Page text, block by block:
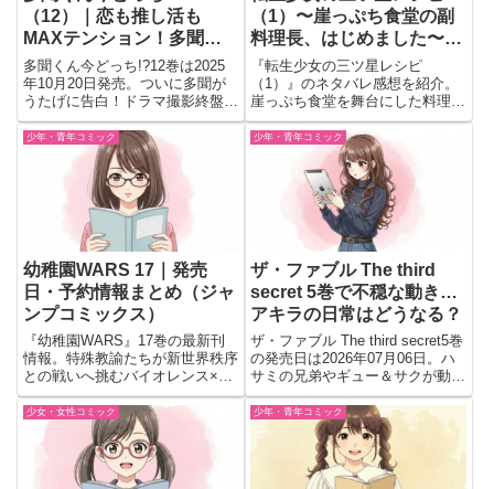
（12）｜恋も推し活も
MAXテンション！多聞の
告白で恋が大進展!?【発売
日：2025年10月20日】
多聞くん今どっち!?12巻は2025
年10月20日発売。ついに多聞が
うたげに告白！ドラマ撮影終盤＆
お泊まりイベント発生で、恋も推
し活も最高潮！
（1）〜崖っぷち食堂の副
料理長、はじめました〜
感想ネタバレ｜料理の時間
が待ち遠しくなる一冊
『転生少女の三ツ星レシピ
（1）』のネタバレ感想を紹介。
崖っぷち食堂を舞台にした料理と
人情の物語や、サーシャとキルシ
ュの関係、美味しそうな料理の魅
力を読後目線で語ります。
少年・青年コミック
幼稚園WARS 17｜発売
日・予約情報まとめ（ジャ
ンプコミックス）
『幼稚園WARS』17巻の最新刊
情報。特殊教諭たちが新世界秩序
との戦いへ挑むバイオレンス×ラ
ブコメディ。恋と戦いが交錯する
人気ジャンプコミックス最新巻。
少年・青年コミック
ザ・ファブル The third
secret 5巻で不穏な動き…
アキラの日常はどうなる？
ザ・ファブル The third secret5巻
の発売日は2026年07月06日。ハ
サミの兄弟やギュー＆サクが動き
出し、アキラの日常にも不穏な気
配。予約前に見どころや読む価値
を判断できるよう紹介
少女・女性コミック 少年・青年コミック